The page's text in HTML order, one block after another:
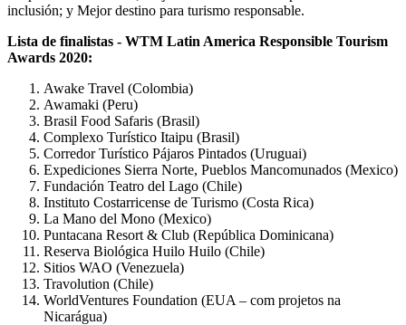
inclusión; y Mejor destino para turismo responsable.
Lista de finalistas - WTM Latin America Responsible Tourism
Awards 2020:
Awake Travel (Colombia)
Awamaki (Peru)
Brasil Food Safaris (Brasil)
Complexo Turístico Itaipu (Brasil)
Corredor Turístico Pájaros Pintados (Uruguai)
Expediciones Sierra Norte, Pueblos Mancomunados (Mexico)
Fundación Teatro del Lago (Chile)
Instituto Costarricense de Turismo (Costa Rica)
La Mano del Mono (Mexico)
Puntacana Resort & Club (República Dominicana)
Reserva Biológica Huilo Huilo (Chile)
Sitios WAO (Venezuela)
Travolution (Chile)
WorldVentures Foundation (EUA – com projetos na
Nicarágua)